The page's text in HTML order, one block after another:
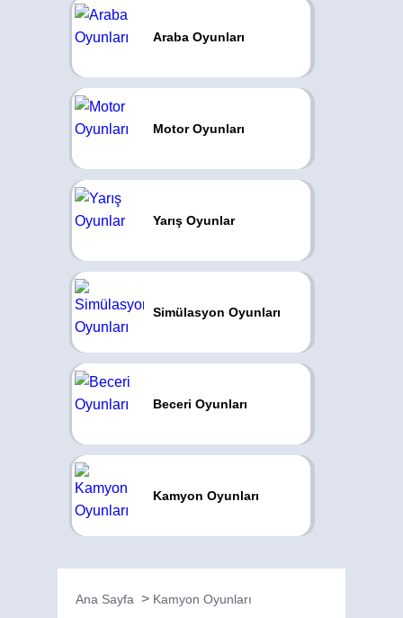
Araba Oyunları
Motor Oyunları
Yarış Oyunlar
Simülasyon Oyunları
Beceri Oyunları
Kamyon Oyunları
Ana Sayfa Kamyon Oyunları